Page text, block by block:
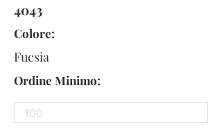
4043
Colore:
Fucsia
Ordine Minimo: